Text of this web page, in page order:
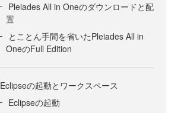
Pleiades All in Oneのダウンロードと配
置
とことん手間を省いたPleiades All in
OneのFull Edition
Eclipseの起動とワークスペース
Eclipseの起動